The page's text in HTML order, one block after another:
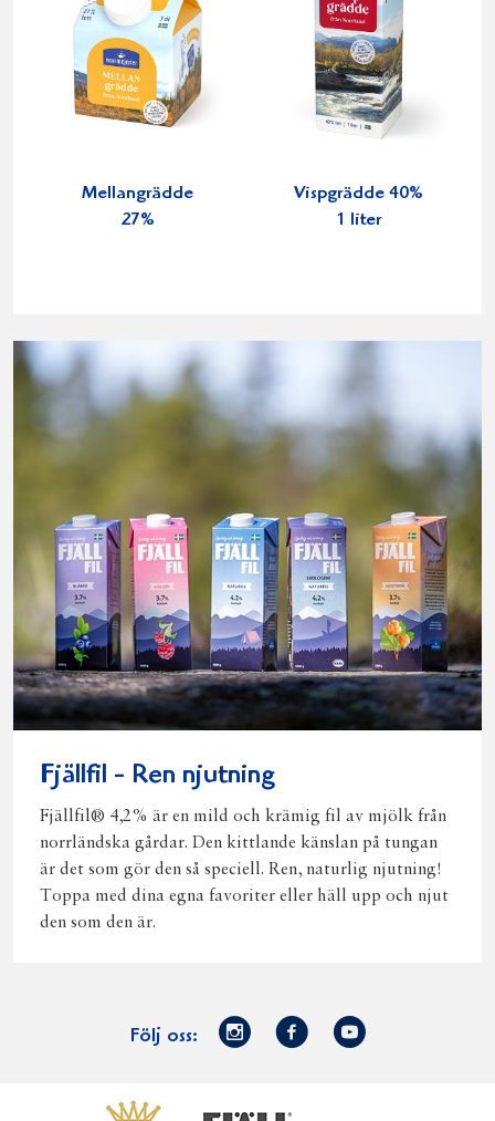
Mellangrädde
27%
Vispgrädde 40%
1 liter
Fjällfil - Ren njutning
Fjällfil® 4,2% är en mild och krämig fil av mjölk från
norrländska gårdar. Den kittlande känslan på tungan
är det som gör den så speciell. Ren, naturlig njutning!
Toppa med dina egna favoriter eller häll upp och njut
den som den är.
Följ oss:
Norrmejerier
Facebook
Youtube
VästerbottensostFjällfil